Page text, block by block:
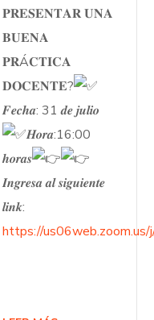
𝐏𝐑𝐄𝐒𝐄𝐍𝐓𝐀𝐑 𝐔𝐍𝐀
𝐁𝐔𝐄𝐍𝐀
𝐏𝐑Á𝐂𝐓𝐈𝐂𝐀
𝐃𝐎𝐂𝐄𝐍𝐓𝐄?
𝑭𝒆𝒄𝒉𝒂: 31 𝒅𝒆 𝒋𝒖𝒍𝒊𝒐
𝑯𝒐𝒓𝒂:16:00
𝒉𝒐𝒓𝒂𝒔
𝑰𝒏𝒈𝒓𝒆𝒔𝒂 𝒂𝒍 𝒔𝒊𝒈𝒖𝒊𝒆𝒏𝒕𝒆
𝒍𝒊𝒏𝒌:
https://